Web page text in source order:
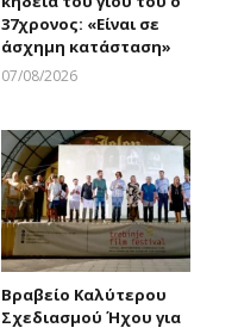
37χρονος: «Είναι σε
άσχημη κατάσταση»
07/08/2026
Βραβείο Καλύτερου
Σχεδιασμού Ήχου για